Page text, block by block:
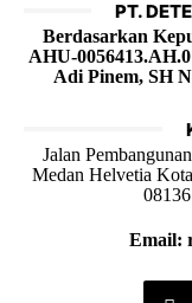
PT.
Berdasarkan
AHU-
Adi Pinem, SH
Jalan
Medan Helvetia
Email: